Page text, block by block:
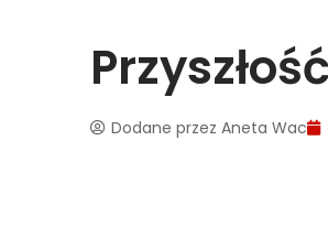
Dodane przez Aneta Wac